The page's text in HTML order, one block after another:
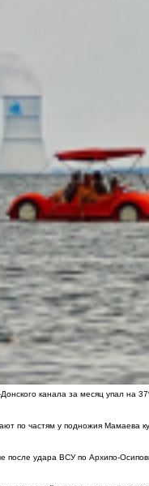
канала за месяц упал на
по частям у подножия Мамаева
после удара ВСУ по Архипо-